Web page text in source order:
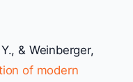
& Weinberger,
of modern